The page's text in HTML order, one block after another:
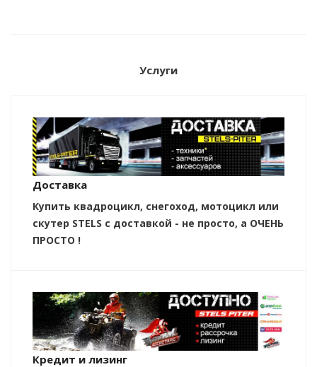
Услуги
Доставка
Купить квадроцикл, снегоход, мотоцикл или
скутер STELS с доставкой - не просто, а ОЧЕНЬ
ПРОСТО !
Кредит и лизинг